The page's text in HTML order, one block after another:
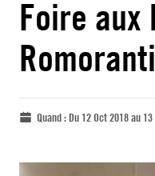
Foire aux
Quand :Du 12 Oct 2018 au